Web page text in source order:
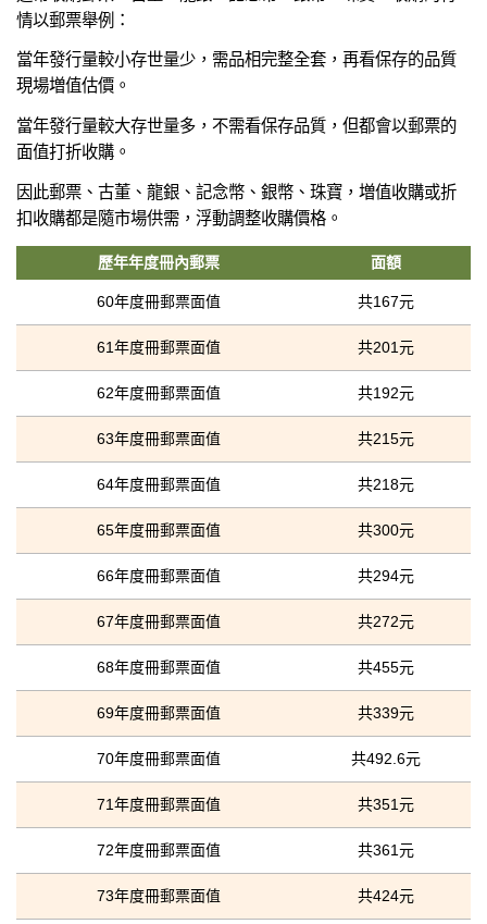
情以郵票舉例：
當年發行量較小存世量少，需品相完整全套，再看保存的品質
現場増值估價。
當年發行量較大存世量多，不需看保存品質，但都會以郵票的
面值打折收購。
因此郵票、古董、龍銀、記念幣、銀幣、珠寶，増值收購或折
扣收購都是隨市場供需，浮動調整收購價格。
歷年年度冊內郵票 面額
60年度冊郵票面值 共167元
61年度冊郵票面值 共201元
62年度冊郵票面值 共192元
63年度冊郵票面值 共215元
64年度冊郵票面值 共218元
65年度冊郵票面值 共300元
66年度冊郵票面值 共294元
67年度冊郵票面值 共272元
68年度冊郵票面值 共455元
69年度冊郵票面值 共339元
70年度冊郵票面值 共492.6元
71年度冊郵票面值 共351元
72年度冊郵票面值 共361元
73年度冊郵票面值 共424元